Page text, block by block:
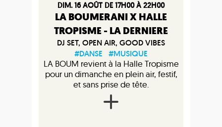
DIM. 16 AOÛT DE 17H00 À 22H00
LA BOUMERANI X HALLE
TROPISME - LA DERNIERE
DJ SET, OPEN AIR, GOOD VIBES
#DANSE
#MUSIQUE
LA BOUM revient à la Halle Tropisme
pour un dimanche en plein air, festif,
et sans prise de tête.